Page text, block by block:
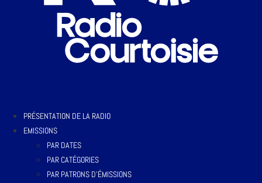
PRÉSENTATION DE LA RADIO
EMISSIONS
PAR DATES
PAR CATÉGORIES
PAR PATRONS D’ÉMISSIONS